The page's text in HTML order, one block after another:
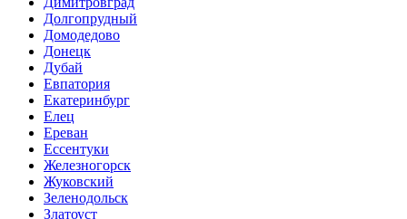
Долгопрудный
Домодедово
Донецк
Дубай
Евпатория
Екатеринбург
Елец
Ереван
Ессентуки
Железногорск
Жуковский
Зеленодольск
Златоуст